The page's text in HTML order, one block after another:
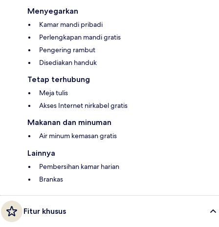
Menyegarkan
Kamar mandi pribadi
Perlengkapan mandi gratis
Pengering rambut
Disediakan handuk
Tetap terhubung
Meja tulis
Akses Internet nirkabel gratis
Makanan dan minuman
Air minum kemasan gratis
Lainnya
Pembersihan kamar harian
Brankas
Fitur khusus